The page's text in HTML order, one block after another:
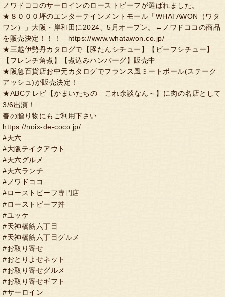
ノワドココのサーロインのローストビーフが選ばれました。
★８０００坪のエンターテインメントモール「WHATAWON（ワタ
ワン）」大阪・岸和田に2024、5月オープン。←ノワドココの商品
を販売決定！！！ https://www.whatawon.co.jp/
★三越伊勢丹カタログで【豚たんシチュー】【ビーフシチュー】
【フレンチ角煮】【煮込みハンバーグ】販売中
★阪急百貨店お中元カタログでフランス風ミートボール(ステーク
アッシュ)が販売決定！
★ABCテレビ【かまいたちの これ余談なん～】に肉の名店として
3/6出演！
春の贈り物にもご利用下さい
https://noix-de-coco.jp/
#天六
#大阪テイクアウト
#天六グルメ
#天六ランチ
#ノワドココ
#ローストビーフ専門店
#ローストビーフ丼
#ユッケ
#天神橋筋六丁目
#天神橋筋六丁目グルメ
#お取り寄せ
#おとりよせネット
#お取り寄せグルメ
#お取り寄せギフト
#サーロイン